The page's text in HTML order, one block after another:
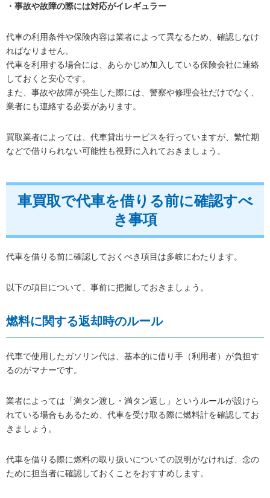
・事故や故障の際には対応がイレギュラー
代車の利用条件や保険内容は業者によって異なるため、確認しなけ
ればなりません。
代車を利用する場合には、あらかじめ加入している保険会社に連絡
しておくと安心です。
また、事故や故障が発生した際には、警察や修理会社だけでなく、
業者にも連絡する必要があります。
買取業者によっては、代車貸出サービスを行っていますが、繁忙期
などで借りられない可能性も視野に入れておきましょう。
車買取で代車を借りる前に確認すべ
き事項
代車を借りる前に確認しておくべき項目は多岐にわたります。
以下の項目について、事前に把握しておきましょう。
燃料に関する返却時のルール
代車で使用したガソリン代は、基本的に借り手（利用者）が負担す
るのがマナーです。
業者によっては「満タン渡し・満タン返し」というルールが設けら
れている場合もあるため、代車を受け取る際に燃料計を確認してお
きましょう。
代車を借りる際に燃料の取り扱いについての説明がなければ、念の
ために担当者に確認しておくことをおすすめします。